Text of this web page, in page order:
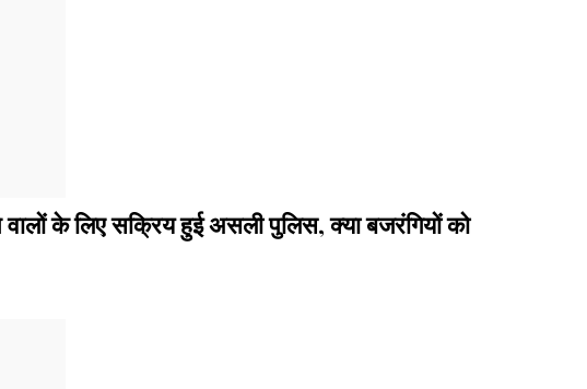
के लिए सक्रिय हुई असली पुलिस, क्या बजरंगियों को